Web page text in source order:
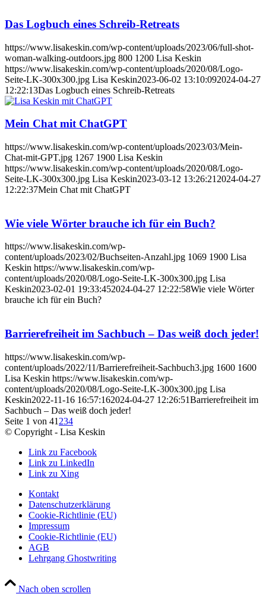
Das Logbuch eines Schreib-Retreats
https://www.lisakeskin.com/wp-content/uploads/2023/06/full-shot-
woman-walking-outdoors.jpg 800 1200 Lisa Keskin
https://www.lisakeskin.com/wp-content/uploads/2020/08/Logo-
Seite-LK-300x300.jpg Lisa Keskin2023-06-02 13:10:092024-04-27
12:22:13Das Logbuch eines Schreib-Retreats
Mein Chat mit ChatGPT
https://www.lisakeskin.com/wp-content/uploads/2023/03/Mein-
Chat-mit-GPT.jpg 1267 1900 Lisa Keskin
https://www.lisakeskin.com/wp-content/uploads/2020/08/Logo-
Seite-LK-300x300.jpg Lisa Keskin2023-03-12 13:26:21 2024-04-27
12:22:37Mein Chat mit ChatGPT
Wie viele Wörter brauche ich für ein Buch?
https://www.lisakeskin.com/wp-
content/uploads/2023/02/Buchseiten-Anzahl.jpg 1069 1900 Lisa
Keskin https://www.lisakeskin.com/wp-
content/uploads/2020/08/Logo-Seite-LK-300x300.jpg Lisa
Keskin2023-02-01 19:33:452024-04-27 12:22:58Wie viele Wörter
brauche ich für ein Buch?
Barrierefreiheit im Sachbuch – Das weiß doch jeder!
https://www.lisakeskin.com/wp-
content/uploads/2022/11/Barrierefreiheit-Sachbuch3.jpg 1600 1600
Lisa Keskin https://www.lisakeskin.com/wp-
content/uploads/2020/08/Logo-Seite-LK-300x300.jpg Lisa
Keskin2022-11-16 16:57:162024-04-27 12:26:51Barrierefreiheit im
Sachbuch – Das weiß doch jeder!
Seite 1 von 41 234
© Copyright - Lisa Keskin
Link zu Facebook
Link zu LinkedIn
Link zu Xing
Kontakt
Datenschutzerklärung
Cookie-Richtlinie (EU)
Impressum
Cookie-Richtlinie (EU)
AGB
Lehrgang Ghostwriting
Nach oben scrollen